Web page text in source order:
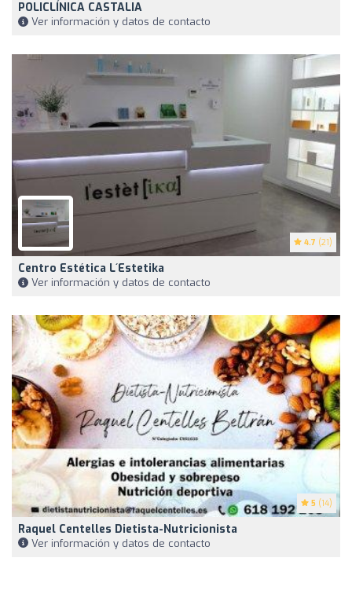
POLICLÍNICA CASTALIA
Ver información y datos de contacto
4.7 (21)
Centro Estética L´estetika
Ver información y datos de contacto
5 (14)
Raquel Centelles Dietista-Nutricionista
Ver información y datos de contacto